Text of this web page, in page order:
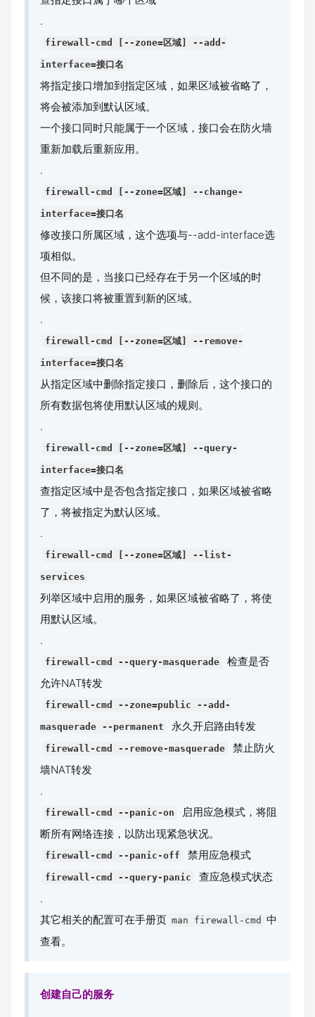
.
firewall-cmd [--zone=区域] --add-
interface=接口名
将指定接口增加到指定区域，如果区域被省略了，
将会被添加到默认区域。
一个接口同时只能属于一个区域，接口会在防火墙
重新加载后重新应用。
.
firewall-cmd [--zone=区域] --change-
interface=接口名
修改接口所属区域，这个选项与--add-interface选
项相似。
但不同的是，当接口已经存在于另一个区域的时
候，该接口将被重置到新的区域。
.
firewall-cmd [--zone=区域] --remove-
interface=接口名
从指定区域中删除指定接口，删除后，这个接口的
所有数据包将使用默认区域的规则。
.
firewall-cmd [--zone=区域] --query-
interface=接口名
查指定区域中是否包含指定接口，如果区域被省略
了，将被指定为默认区域。
.
firewall-cmd [--zone=区域] --list-
services
列举区域中启用的服务，如果区域被省略了，将使
用默认区域。
.
firewall-cmd --query-masquerade
检查是否
允许NAT转发
firewall-cmd --zone=public --add-
masquerade --permanent 永久开启路由转发
firewall-cmd --remove-masquerade
禁止防火
墙NAT转发
.
firewall-cmd --panic-on
启用应急模式，将阻
断所有网络连接，以防出现紧急状况。
firewall-cmd --panic-off 禁用应急模式
firewall-cmd --query-panic
查应急模式状态
.
其它相关的配置可在手册页 man firewall-cmd 中
查看。
创建自己的服务